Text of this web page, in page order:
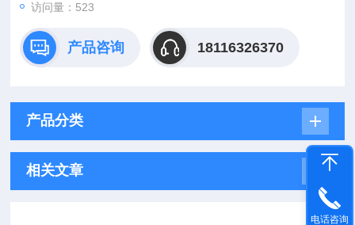
访问量：523
产品咨询 18116326370
产品分类
相关文章
电话咨询